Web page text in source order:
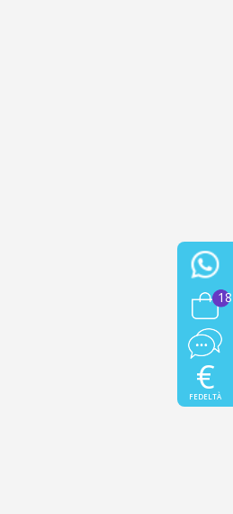
18
€
FEDELTÀ